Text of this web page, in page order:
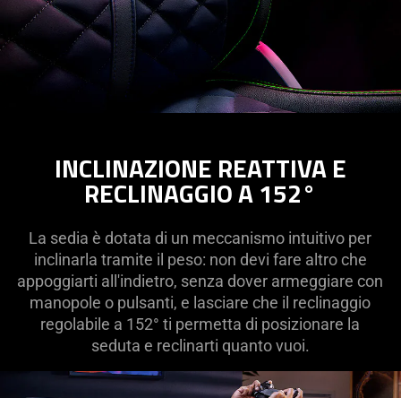
INCLINAZIONE REATTIVA E
RECLINAGGIO A 152°
La sedia è dotata di un meccanismo intuitivo per
inclinarla tramite il peso: non devi fare altro che
appoggiarti all'indietro, senza dover armeggiare con
manopole o pulsanti, e lasciare che il reclinaggio
regolabile a 152° ti permetta di posizionare la
seduta e reclinarti quanto vuoi.